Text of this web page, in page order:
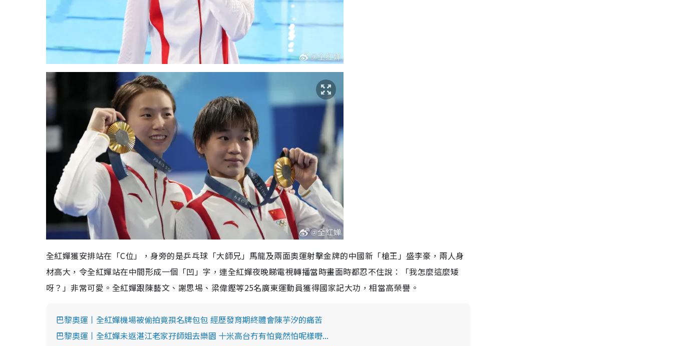
全紅嬋獲安排站在「C位」，身旁的是乒乓球「大師兄」馬龍及兩面奧運射擊金牌的中國新「槍王」盛李豪，兩人身
材高大，令全紅嬋站在中間形成一個「凹」字，連全紅嬋夜晚睇電視轉播當時畫面時都忍不住說：「我怎麼這麼矮
呀？」非常可愛。全紅嬋跟陳藝文、謝思埸、梁偉鏗等25名廣東運動員獲得國家記大功，相當高榮譽。
巴黎奧運丨全紅嬋機場被偷拍竟孭名牌包包 經歷發育期終體會陳芋汐的痛苦
巴黎奧運丨全紅嬋未返湛江老家孖師姐去樂園 十米高台冇有怕竟然怕呢樣嘢...